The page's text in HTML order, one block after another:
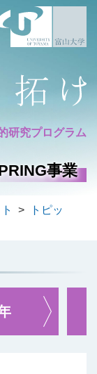
研究プログラム
事業
>
トピッ